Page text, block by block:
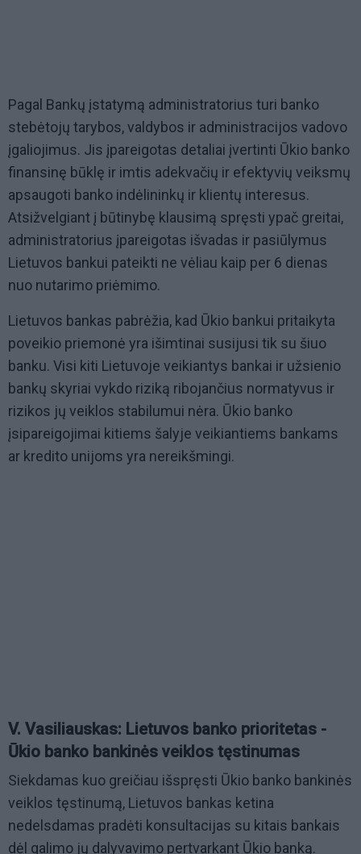
Pagal Bankų įstatymą administratorius turi banko
stebėtojų tarybos, valdybos ir administracijos vadovo
įgaliojimus. Jis įpareigotas detaliai įvertinti Ūkio banko
finansinę būklę ir imtis adekvačių ir efektyvių veiksmų
apsaugoti banko indėlininkų ir klientų interesus.
Atsižvelgiant į būtinybę klausimą spręsti ypač greitai,
administratorius įpareigotas išvadas ir pasiūlymus
Lietuvos bankui pateikti ne vėliau kaip per 6 dienas
nuo nutarimo priėmimo.
Lietuvos bankas pabrėžia, kad Ūkio bankui pritaikyta
poveikio priemonė yra išimtinai susijusi tik su šiuo
banku. Visi kiti Lietuvoje veikiantys bankai ir užsienio
bankų skyriai vykdo riziką ribojančius normatyvus ir
rizikos jų veiklos stabilumui nėra. Ūkio banko
įsipareigojimai kitiems šalyje veikiantiems bankams
ar kredito unijoms yra nereikšmingi.
V. Vasiliauskas: Lietuvos banko prioritetas -
Ūkio banko bankinės veiklos tęstinumas
Siekdamas kuo greičiau išspręsti Ūkio banko bankinės
veiklos tęstinumą, Lietuvos bankas ketina
nedelsdamas pradėti konsultacijas su kitais bankais
dėl galimo jų dalyvavimo pertvarkant Ūkio banką.